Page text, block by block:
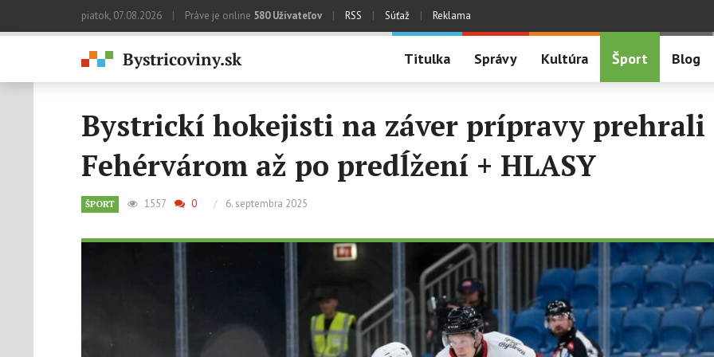
piatok, 07.08.2026 | Práve je online 580 Užívateľov | RSS | Súťaž | Reklama
Titulka Správy Kultúra Šport Blog
Bystrickí hokejisti na záver prípravy prehrali
Fehérvárom až po predĺžení + HLASY
ŠPORT 1557 0 / 6. septembra 2025